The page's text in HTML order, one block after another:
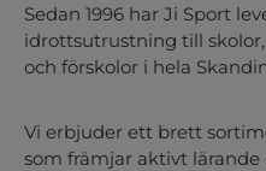
Sedan 1996 har Ji Sport
idrottsutrustning till
och förskolor i hela
Vi erbjuder ett brett
som främjar aktivt lärande